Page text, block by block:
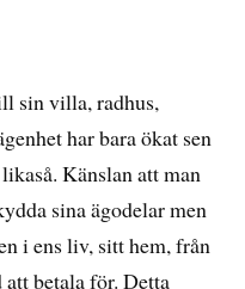
sin villa, radhus,
har bara ökat sen
Känslan att man
sina ägodelar men
i ens liv, sitt hem, från
betala för. Detta